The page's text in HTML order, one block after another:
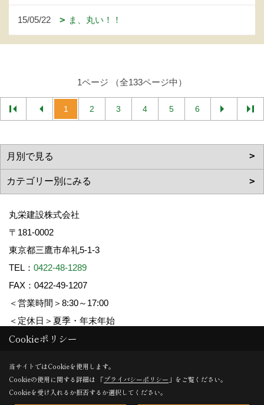
15/05/22 ま、丸い！！
1ページ （全133ページ中）
1 2 3 4 5 6
丸栄建設株式会社
〒181-0002
東京都三鷹市牟礼5-1-3
TEL： 0422-48-1289
FAX：0422-49-1207
＜営業時間＞8:30～17:00
＜定休日＞夏季・年末年始
Copyright (c) 丸栄建設. All Rights Reserved.
Produced byゴデスクリエイト
Cookieポリシー
当サイトではCookieを使用します。
Cookieの使用に関する詳細は 「プライバシーポリシー 」をご覧ください。
Cookieを受け入れるか拒否するか選択してください。